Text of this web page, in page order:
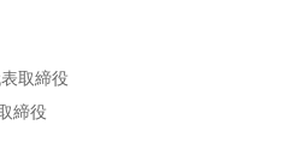
取締役
締役